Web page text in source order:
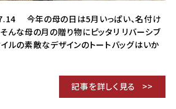
今年の母の日は5月いっぱい、名付け
んな母の月の贈り物にピッタリ リバーシブ
ルの素敵なデザインのトートバッグはいか
記事を詳しく見る